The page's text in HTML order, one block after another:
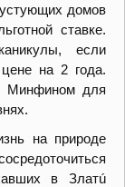
домов
ставке.
если
на 2 года.
Минфином для
на природе
в Златú